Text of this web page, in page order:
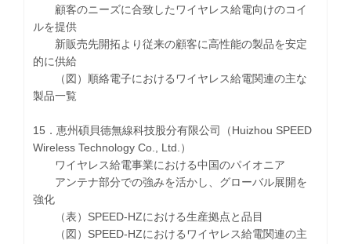
顧客のニーズに合致したワイヤレス給電向けのコイ
ルを提供
新販売先開拓より従来の顧客に高性能の製品を安定
的に供給
（図）順絡電子におけるワイヤレス給電関連の主な
製品一覧
15．恵州碩貝德無線科技股分有限公司（Huizhou SPEED
Wireless Technology Co., Ltd.）
ワイヤレス給電事業における中国のパイオニア
アンテナ部分での強みを活かし、グローバル展開を
強化
（表）SPEED-HZにおける生産拠点と品目
（図）SPEED-HZにおけるワイヤレス給電関連の主